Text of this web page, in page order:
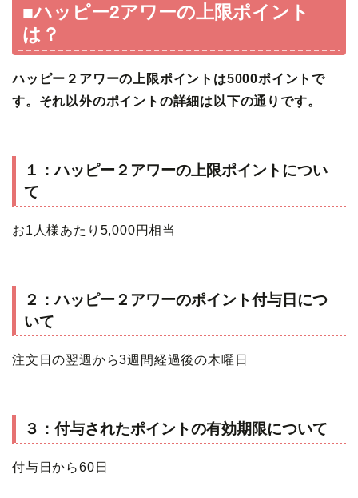
■ハッピー2アワーの上限ポイント
は？
ハッピー２アワーの上限ポイントは5000ポイントで
す。それ以外のポイントの詳細は以下の通りです。
１：ハッピー２アワーの上限ポイントについ
て
お1人様あたり5,000円相当
２：ハッピー２アワーのポイント付与日につ
いて
注文日の翌週から3週間経過後の木曜日
３：付与されたポイントの有効期限について
付与日から60日